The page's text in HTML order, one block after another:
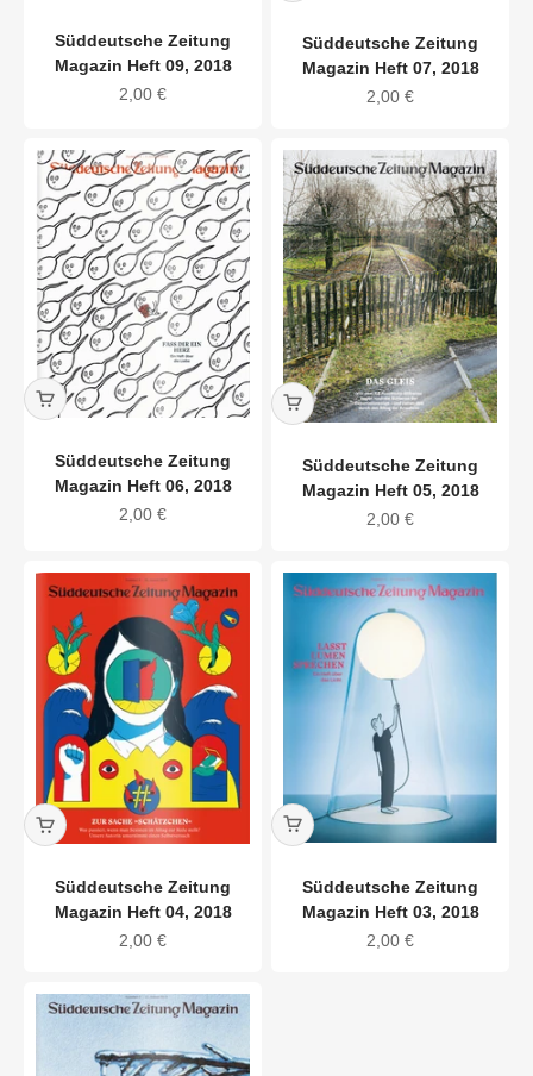
Süddeutsche Zeitung
Magazin Heft 09, 2018
Angebot
2,00 €
Süddeutsche Zeitung
Magazin Heft 07, 2018
Angebot
2,00 €
Süddeutsche Zeitung
Magazin Heft 06, 2018
Angebot
2,00 €
Süddeutsche Zeitung
Magazin Heft 05, 2018
Angebot
2,00 €
Süddeutsche Zeitung
Magazin Heft 04, 2018
Angebot
2,00 €
Süddeutsche Zeitung
Magazin Heft 03, 2018
Angebot
2,00 €